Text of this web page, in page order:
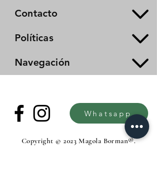
Contacto
Políticas
Navegación
Whatsapp
Copyright © 2023 Magola Borman®.